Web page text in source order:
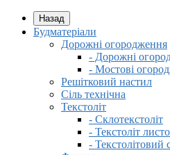
Назад
Будматеріали
Дорожні огородження
- Дорожні
- Мостові
Решітковий настил
Сіль технічна
Текстоліт
- Склотекстоліт
- Текстоліт
- Текстолітовий